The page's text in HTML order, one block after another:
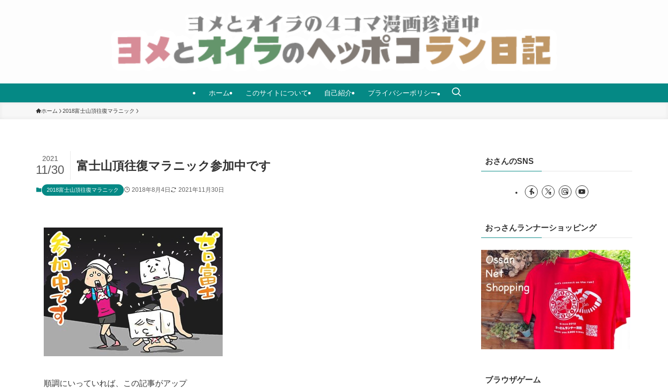
ホーム このサイトについて 自己紹介 プライバシーポリシー
ホーム 2018富士山頂往復マラニック
富士山頂往復マラニック参加中です
2021
11/30
2018富士山頂往復マラニック 2018年8月4日 2021年11月30日
順調にいっていれば、この記事がアップ
おさんのSNS
おっさんランナーショッピング
ブラウザゲーム